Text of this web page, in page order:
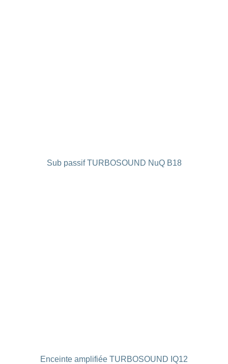
Sub passif TURBOSOUND NuQ B18
Enceinte amplifiée TURBOSOUND IQ12